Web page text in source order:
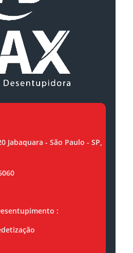
Jabaquara - São Paulo - SP,
: